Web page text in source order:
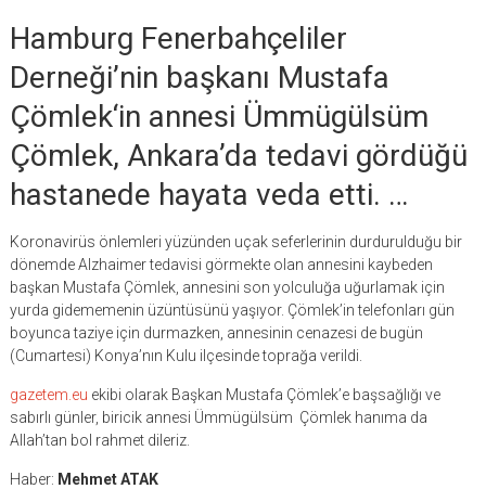
Hamburg Fenerbahçeliler
Derneği’nin başkanı Mustafa
Çömlek‘in annesi Ümmügülsüm
Çömlek, Ankara’da tedavi gördüğü
hastanede hayata veda etti. …
Koronavirüs önlemleri yüzünden uçak seferlerinin durdurulduğu bir
dönemde Alzhaimer tedavisi görmekte olan annesini kaybeden
başkan Mustafa Çömlek, annesini son yolculuğa uğurlamak için
yurda gidememenin üzüntüsünü yaşıyor. Çömlek’in telefonları gün
boyunca taziye için durmazken, annesinin cenazesi de bugün
(Cumartesi) Konya’nın Kulu ilçesinde toprağa verildi.
gazetem.eu ekibi olarak Başkan Mustafa Çömlek’e başsağlığı ve
sabırlı günler, biricik annesi Ümmügülsüm Çömlek hanıma da
Allah’tan bol rahmet dileriz.
Haber: Mehmet ATAK